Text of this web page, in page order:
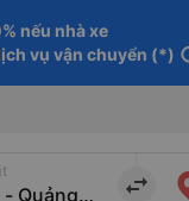
nếu nhà xe
vụ vận chuyển (*)
import_export